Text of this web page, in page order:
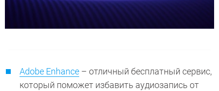
Adobe Enhance – отличный бесплатный сервис,
который поможет избавить аудиозапись от